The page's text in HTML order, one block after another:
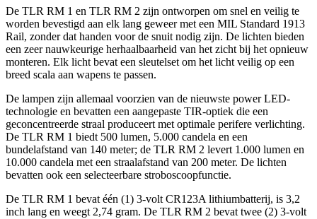
De TLR RM 1 en TLR RM 2 zijn ontworpen om snel en veilig te
worden bevestigd aan elk lang geweer met een MIL Standard 1913
Rail, zonder dat handen voor de snuit nodig zijn. De lichten bieden
een zeer nauwkeurige herhaalbaarheid van het zicht bij het opnieuw
monteren. Elk licht bevat een sleutelset om het licht veilig op een
breed scala aan wapens te passen.
De lampen zijn allemaal voorzien van de nieuwste power LED-
technologie en bevatten een aangepaste TIR-optiek die een
geconcentreerde straal produceert met optimale perifere verlichting.
De TLR RM 1 biedt 500 lumen, 5.000 candela en een
bundelafstand van 140 meter; de TLR RM 2 levert 1.000 lumen en
10.000 candela met een straalafstand van 200 meter. De lichten
bevatten ook een selecteerbare stroboscoopfunctie.
De TLR RM 1 bevat één (1) 3-volt CR123A lithiumbatterij, is 3,2
inch lang en weegt 2,74 gram. De TLR RM 2 bevat twee (2) 3-volt